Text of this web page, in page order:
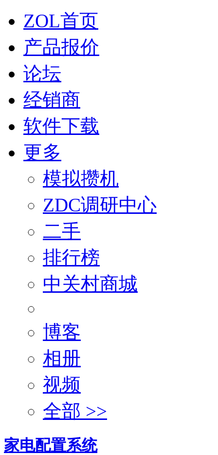
ZOL首页
产品报价
论坛
经销商
软件下载
更多
模拟攒机
ZDC调研中心
二手
排行榜
中关村商城
博客
相册
视频
全部 >>
家电配置系统